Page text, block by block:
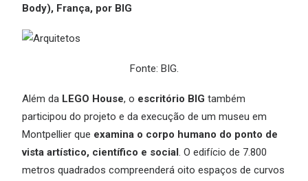
Body), França, por BIG
Fonte: BIG.
Além da LEGO House, o escritório BIG também
participou do projeto e da execução de um museu em
Montpellier que examina o corpo humano do ponto de
vista artístico, científico e social. O edifício de 7.800
metros quadrados compreenderá oito espaços de curvos